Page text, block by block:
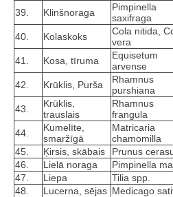
39.
Klinšnoraga
Pimpinella
saxifraga
40. Kolaskoks
Cola nitida,
vera
41.
Kosa, tīruma
Equisetum
arvense
42. Krūklis, Purša
Rhamnus
purshiana
43.
Krūklis,
trauslais
Rhamnus
frangula
44.
Kumelīte,
smaržīgā
Matricaria
chamomilla
45.
Ķirsis, skābais Prunus
46.
Lielā noraga Pimpinella
47.
Liepa Tilia spp.
48.
Lucerna, sējas Medicago